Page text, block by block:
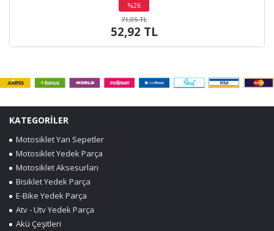
KATEGORİLER
Motosiklet Yan Sepetler
Motosiklet Yedek Parça
Motosiklet Aksesurları
Bisiklet Yedek Parça
E-Bike Yedek Parça
Atv - Utv Yedek Parça
Akü Çeşitleri